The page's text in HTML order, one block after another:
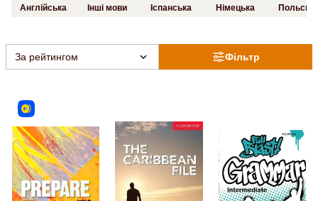
Англійська Інші мови Іспанська Німецька
Фільтр
За рейтингом